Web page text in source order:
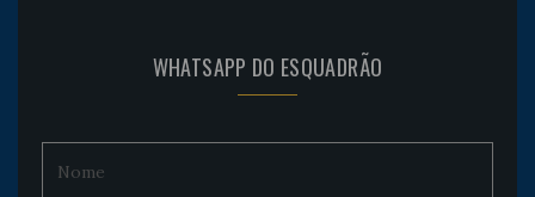
WHATSAPP DO ESQUADRÃO